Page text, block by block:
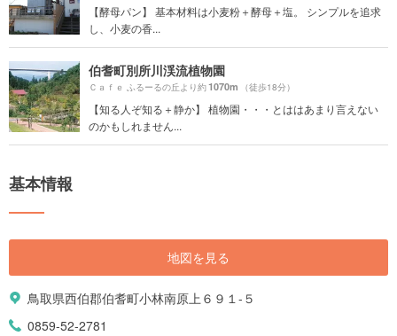
【酵母パン】 基本材料は小麦粉＋酵母＋塩。 シンプルを追求
し、小麦の香...
伯耆町別所川渓流植物園
Ｃａｆｅ ふるーるの丘より約1070m （徒歩18分）
【知る人ぞ知る＋静か】 植物園・・・とははあまり言えない
のかもしれません...
基本情報
地図を見る
鳥取県西伯郡伯耆町小林南原上６９１-５
0859-52-2781